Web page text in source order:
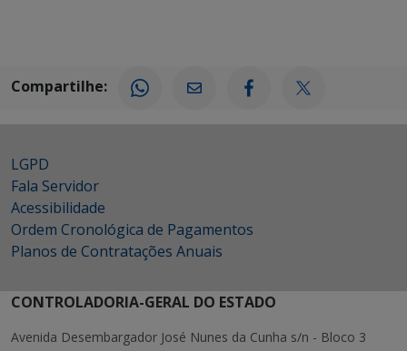
Compartilhe:
LGPD
Fala Servidor
Acessibilidade
Ordem Cronológica de Pagamentos
Planos de Contratações Anuais
CONTROLADORIA-GERAL DO ESTADO
Avenida Desembargador José Nunes da Cunha s/n - Bloco 3